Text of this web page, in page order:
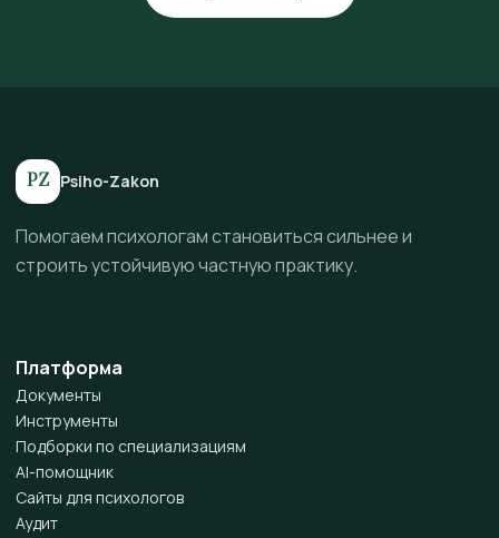
PZ Psiho-Zakon
Помогаем психологам становиться сильнее и
строить устойчивую частную практику.
Платформа
Документы
Инструменты
Подборки по специализациям
AI-помощник
Сайты для психологов
Аудит